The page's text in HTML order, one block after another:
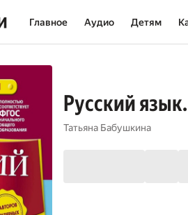
Главное Аудио Детям
Русский
Татьяна Бабушкина